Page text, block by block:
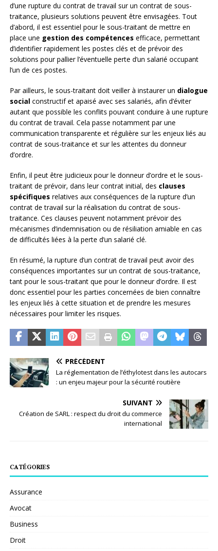
d’une rupture du contrat de travail sur un contrat de sous-
traitance, plusieurs solutions peuvent être envisagées. Tout
d’abord, il est essentiel pour le sous-traitant de mettre en
place une gestion des compétences efficace, permettant
d’identifier rapidement les postes clés et de prévoir des
solutions pour pallier l’éventuelle perte d’un salarié occupant
l’un de ces postes.
Par ailleurs, le sous-traitant doit veiller à instaurer un dialogue
social constructif et apaisé avec ses salariés, afin d’éviter
autant que possible les conflits pouvant conduire à une rupture
du contrat de travail. Cela passe notamment par une
communication transparente et régulière sur les enjeux liés au
contrat de sous-traitance et sur les attentes du donneur
d’ordre.
Enfin, il peut être judicieux pour le donneur d’ordre et le sous-
traitant de prévoir, dans leur contrat initial, des clauses
spécifiques relatives aux conséquences de la rupture d’un
contrat de travail sur la réalisation du contrat de sous-
traitance. Ces clauses peuvent notamment prévoir des
mécanismes d’indemnisation ou de résiliation amiable en cas
de difficultés liées à la perte d’un salarié clé.
En résumé, la rupture d’un contrat de travail peut avoir des
conséquences importantes sur un contrat de sous-traitance,
tant pour le sous-traitant que pour le donneur d’ordre. Il est
donc essentiel pour les parties concernées de bien connaître
les enjeux liés à cette situation et de prendre les mesures
nécessaires pour limiter les risques.
PRÉCÉDENT
La réglementation de l’éthylotest dans les autocars
: un enjeu majeur pour la sécurité routière
SUIVANT
Création de SARL : respect du droit du commerce
international
CATÉGORIES
Assurance
Avocat
Business
Droit